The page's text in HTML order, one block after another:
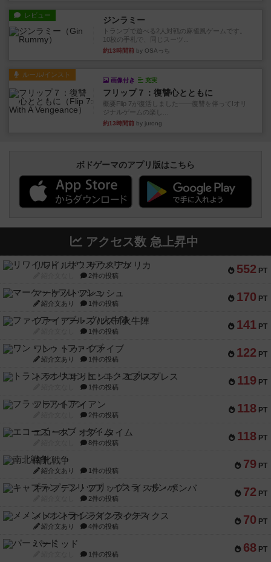
レビュー ジンラミー
トランプで遊べる2人対戦の麻雀風ゲームです。
10枚の手札で、同じスーツ...
約13時間前 by OSAっち
ルール/インスト
画像付き 充実
フリップ７：復讐心とともに
概要Flip 7が復活しました――復讐を伴って!オリ
ジナルゲームの楽し...
約13時間前 by jurong
ボドゲーマのアプリ版はこちら
アクセス数 急上昇中
552 PT
リワイルド：サウスアメリカ
2件の投稿
170 PT
マーケットフレッシュ
紹介文あり 1件の投稿
141 PT
ファイアー・ブルズ / 火牛陣
1件の投稿
122 PT
ワン・トゥ・ファイブ
紹介文あり 1件の投稿
119 PT
トランスオリエント・エクスプレス
1件の投稿
118 PT
フラットアイアン
2件の投稿
118 PT
エコーズ・オブ・タイム
8件の投稿
79 PT
南北戦争
紹介文あり 1件の投稿
72 PT
キャプテン・フリップ：イスラ・ボンバ
2件の投稿
70 PT
メメントオンラインタクティクス
紹介文あり 4件の投稿
68 PT
パーミッド
1件の投稿